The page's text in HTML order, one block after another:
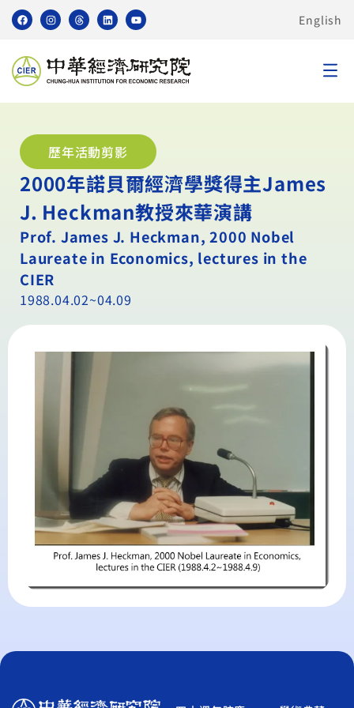
English
歷年活動剪影
2000年諾貝爾經濟學獎得主James
J. Heckman教授來華演講
Prof. James J. Heckman, 2000 Nobel
Laureate in Economics, lectures in the
CIER
1988.04.02~04.09